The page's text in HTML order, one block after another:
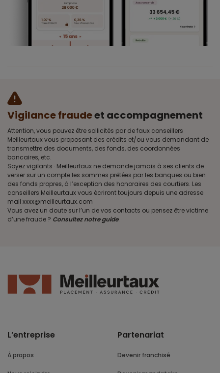
Vigilance fraudeet accompagnement
Attention, vous pouvez être sollicités par de faux conseillers
Meilleurtaux vous proposant des crédits et/ou vous demandant de
transmettre des documents, des fonds, des coordonnées
bancaires, etc.
Soyez vigilants · Meilleurtaux ne demande jamais à ses clients de
verser sur un compte les sommes prêtées par les banques ou bien
des fonds propres, à l’exception des honoraires des courtiers. Les
conseillers Meilleurtaux vous écriront toujours depuis une adresse
mail xxxx@meilleurtaux.com
Vous avez un doute sur l’un de vos contacts ou pensez être victime
d’une fraude ? Consultez notre guide.
L’entreprise
À propos
Partenariat
Devenir franchisé